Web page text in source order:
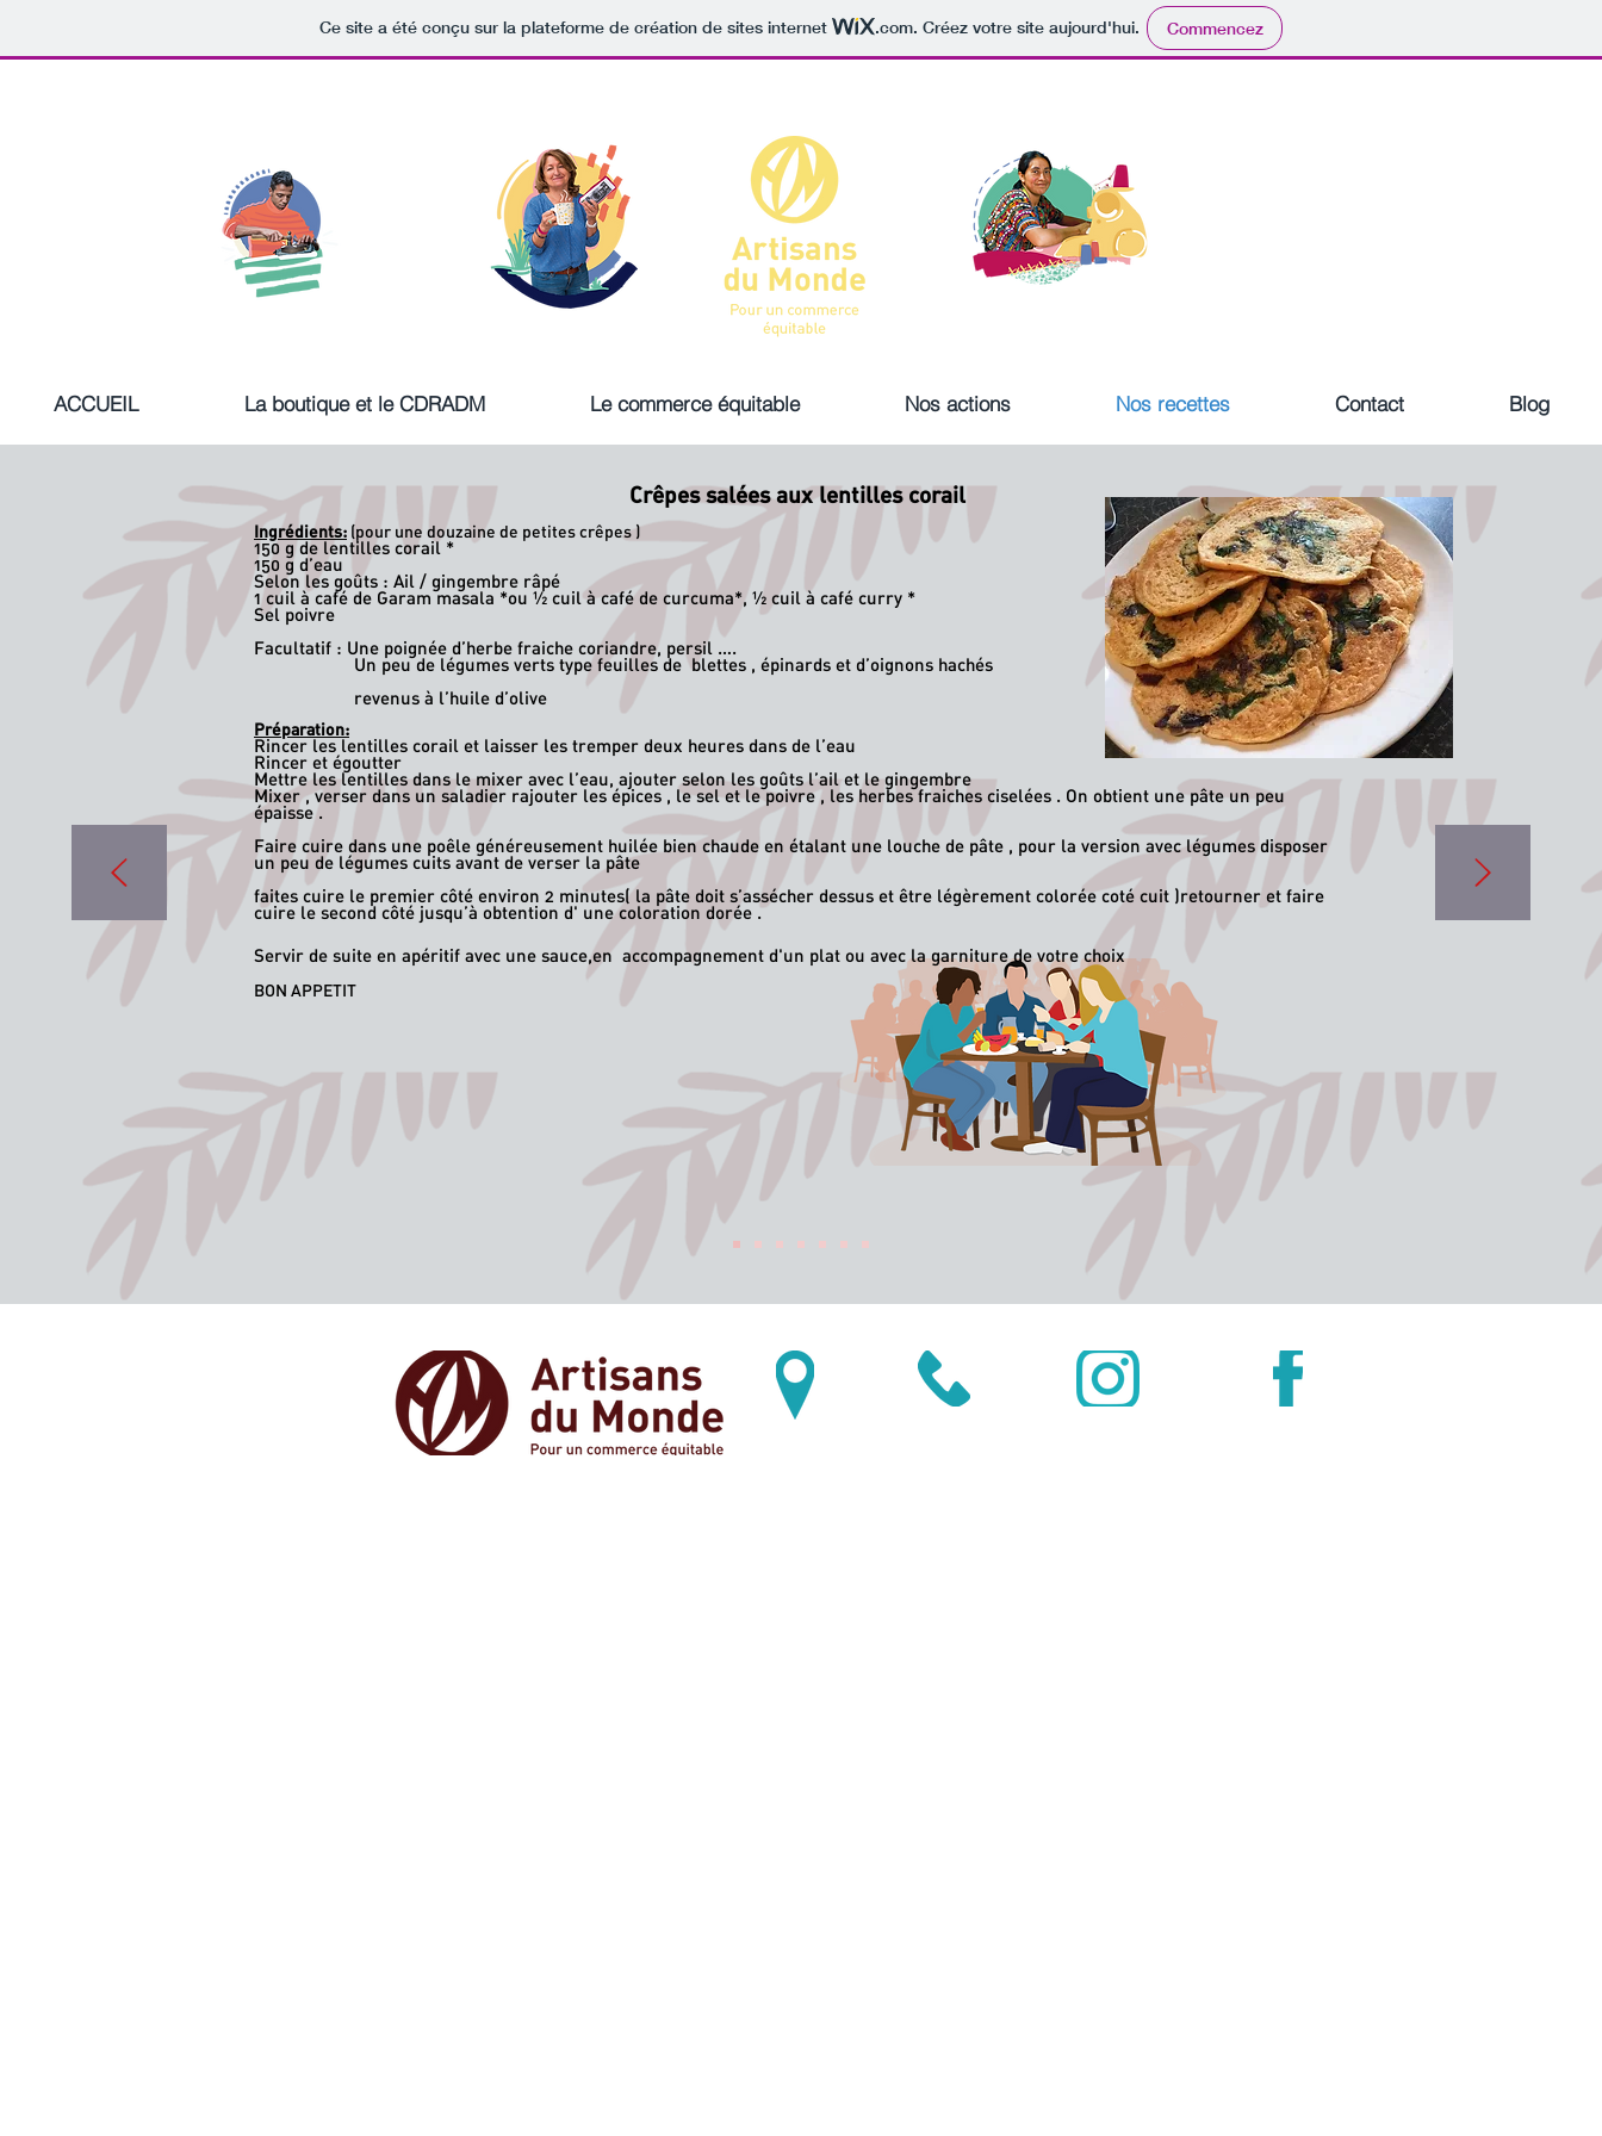
Ce site a été conçu sur la plateforme de création de sites internet .com. Créez votre site aujourd'hui. Commencez
ACCUEIL La boutique et le CDRADM Le commerce équitable Nos actions Nos recettes Contact Blog
Crêpes salées aux lentilles corail
Ingrédients: (pour une douzaine de petites crêpes )
150 g de lentilles corail *
150 g d’eau
Selon les goûts : Ail / gingembre râpé
1 cuil à café de Garam masala *ou ½ cuil à café de curcuma*, ½ cuil à café curry *
Sel poivre
Facultatif : Une poignée d’herbe fraiche coriandre, persil ….
Un peu de légumes verts type feuilles de blettes , épinards et d’oignons hachés
revenus à l’huile d’olive
Préparation:
Rincer les lentilles corail et laisser les tremper deux heures dans de l’eau
Rincer et égoutter
Mettre les lentilles dans le mixer avec l’eau, ajouter selon les goûts l’ail et le gingembre
Mixer , verser dans un saladier rajouter les épices , le sel et le poivre , les herbes fraiches ciselées . On obtient une pâte un peu
épaisse .
Faire cuire dans une poêle généreusement huilée bien chaude en étalant une louche de pâte , pour la version avec légumes disposer
un peu de légumes cuits avant de verser la pâte
faites cuire le premier côté environ 2 minutes( la pâte doit s’assécher dessus et être légèrement colorée coté cuit )retourner et faire
cuire le second côté jusqu’à obtention d' une coloration dorée .
Servir de suite en apéritif avec une sauce,en accompagnement d'un plat ou avec la garniture de votre choix
BON APPETIT